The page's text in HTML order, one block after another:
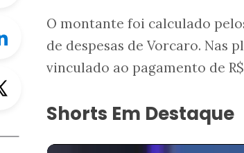
Linkedin
Twitter
O montante foi calculado
de despesas de Vorcaro. Nas
vinculado ao pagamento de
Shorts Em Destaque